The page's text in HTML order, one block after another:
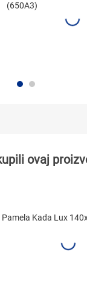
(650A3)
ovaj
Pamela Kada Lux